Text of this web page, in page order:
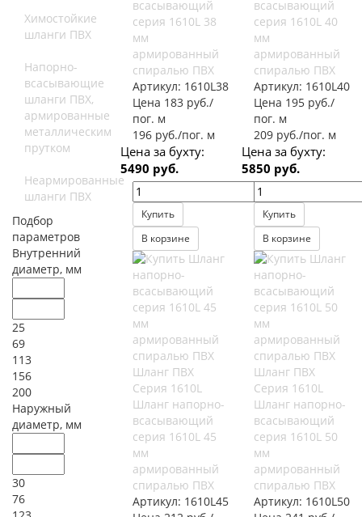
Химостойкие
шланги ПВХ
Напорно-
всасывающие
шланги ПВХ,
армированные
металлическим
прутком
Неармированные
шланги ПВХ
Подбор
параметров
Внутренний
диаметр, мм
25
69
113
156
200
Наружный
диаметр, мм
30
76
всасывающий
серия 1610L 38
мм
армированный
спиралью ПВХ
Артикул: 1610L38
Цена 183 руб./
пог. м
196 руб./пог. м
Цена за бухту:
5490 руб.
Купить
В корзине
всасывающий
серия 1610L 40
мм
армированный
спиралью ПВХ
Артикул: 1610L40
Цена 195 руб./
пог. м
209 руб./пог. м
Цена за бухту:
5850 руб.
Купить
В корзине
Шланг ПВХ
Серия 1610L
Шланг напорно-
всасывающий
серия 1610L 45
мм
армированный
спиралью ПВХ
Артикул: 1610L45
Шланг ПВХ
Серия 1610L
Шланг напорно-
всасывающий
серия 1610L 50
мм
армированный
спиралью ПВХ
Артикул: 1610L50